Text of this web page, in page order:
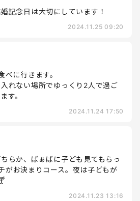
記念日は大切にしています！
2024.11.25 09:20
べに行きます。
れない場所でゆっくり2人で過ご
す。
2024.11.24 17:50
らか、ばぁばに子ども見てもらっ
がお決まりコース。夜は子どもが
2024.11.23 13:16